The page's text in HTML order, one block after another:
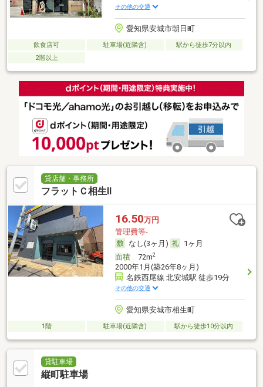
その他の交通
愛知県安城市朝日町
飲食店可 駐車場(近隣含)
駅から徒歩7分以内
2階以上
貸店舗・事務所
フラットＣ相生Ⅱ
16.50万円
管理費等-
なし(3ヶ月)
1ヶ月
面積72m2
2000年1月(築26年8ヶ月)
名鉄西尾線 北安城駅 徒歩19分
その他の交通
愛知県安城市相生町
1階 駐車場(近隣含) 駅から徒歩10分以内
貸駐車場
縦町駐車場